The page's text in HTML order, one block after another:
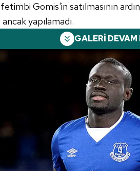
Gomis'in satılmasının
yapılamadı.
GALERİ DEVAM